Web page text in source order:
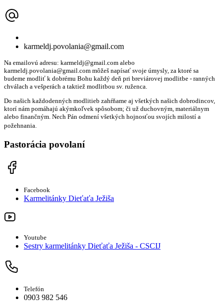
karmeldj.povolania@gmail.com
Na emailovú adresu: karmeldj@gmail.com alebo
karmeldj.povolania@gmail.com môžeš napísať svoje úmysly, za ktoré sa
budeme modliť k dobrému Bohu každý deň pri breviárovej modlitbe - ranných
chválach a vešperách a taktiež modlitbou sv. ruženca.
Do našich každodenných modlitieb zahŕňame aj všetkých našich dobrodincov,
ktorí nám pomáhajú akýmkoľvek spôsobom; či už duchovným, materiálnym
alebo finančným. Nech Pán odmení všetkých hojnosťou svojích milostí a
požehnania.
Pastorácia povolaní
Facebook
Karmelitánky Dieťaťa Ježiša
Youtube
Sestry karmelitánky Dieťaťa Ježiša - CSCIJ
Telefón
0903 982 546